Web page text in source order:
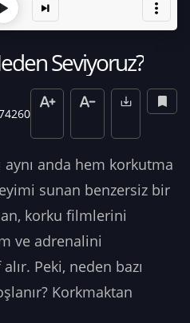
Seviyoruz?
anda hem korkutma
sunan benzersiz bir
korku filmlerini
ve adrenalini
Peki, neden bazı
Korkmaktan